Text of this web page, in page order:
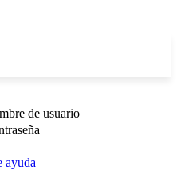
de usuario
ayuda